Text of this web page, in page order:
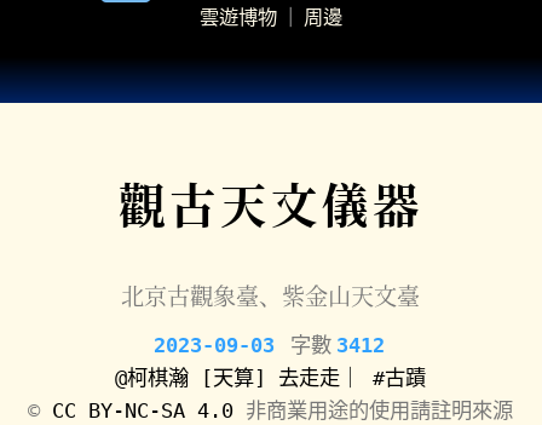
雲遊博物 ｜ 周邊
觀古天文儀器
北京古觀象臺、紫金山天文臺
2023-09-03 字數 3412
@柯棋瀚
[天算] 去走走｜
#古蹟
©️ CC BY-NC-SA 4.0 非商業用途的使用請註明來源